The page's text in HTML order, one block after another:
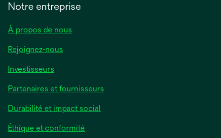
Notre entreprise
À propos de nous
Rejoignez-nous
Investisseurs
Partenaires et fournisseurs
Durabilité et impact social
Éthique et conformité